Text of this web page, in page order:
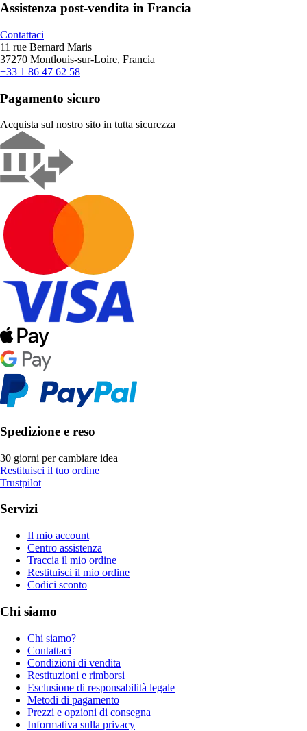
Assistenza post-vendita in Francia
Contattaci
11 rue Bernard Maris
37270 Montlouis-sur-Loire, Francia
+33 1 86 47 62 58
Pagamento sicuro
Acquista sul nostro sito in tutta sicurezza
Spedizione e reso
30 giorni per cambiare idea
Restituisci il tuo ordine
Trustpilot
Servizi
Il mio account
Centro assistenza
Traccia il mio ordine
Restituisci il mio ordine
Codici sconto
Chi siamo
Chi siamo?
Contattaci
Condizioni di vendita
Restituzioni e rimborsi
Esclusione di responsabilità legale
Metodi di pagamento
Prezzi e opzioni di consegna
Informativa sulla privacy